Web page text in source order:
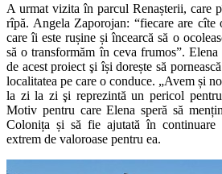
A urmat vizita în parcul Renașterii, care
rîpă. Angela Zaporojan: “fiecare are cîte
care îi este rușine și încearcă să o
să o transformăm în ceva frumos”. Elena
de acest proiect şi își dorește să
localitatea pe care o conduce. „Avem și
la zi la zi şi reprezintă un pericol
Motiv pentru care Elena speră să
Colonița și să fie ajutată în continuare
extrem de valoroase pentru ea.